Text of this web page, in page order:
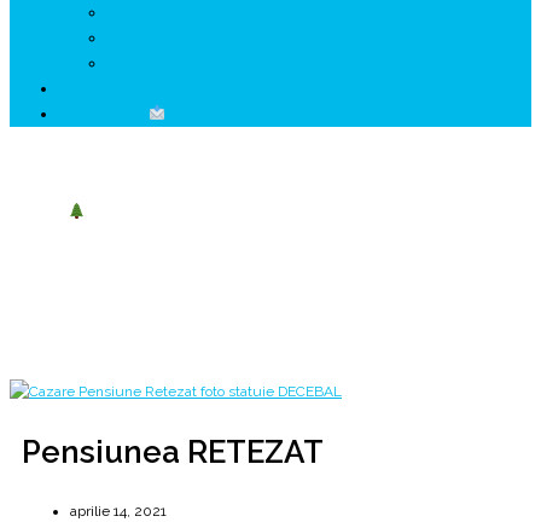
Pensiunea RETEZAT
aprilie 14, 2021